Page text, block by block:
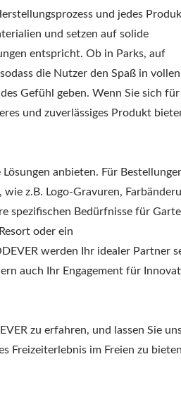
und jedes
und setzen auf solide
entspricht. Ob in Parks, auf
die Nutzer den Spaß in
Gefühl geben. Wenn Sie sich
und zuverlässiges Produkt
anbieten. Für
z.B. Logo-Gravuren,
spezifischen Bedürfnisse für
oder ein
werden Ihr idealer Partner
auch Ihr Engagement für
zu erfahren, und lassen Sie
Freizeiterlebnis im Freien zu